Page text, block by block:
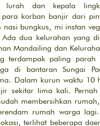
lurah dan kepala
para korban banjir dari
nasi bungkus, mi instan
dua kelurahan yang
Mandailing dan
terdampak paling parah
di bantaran Sungai
Dalam kurun waktu 10
sekitar lima kali.
membersihkan
rumah warga lagi.
terlihat beberapa